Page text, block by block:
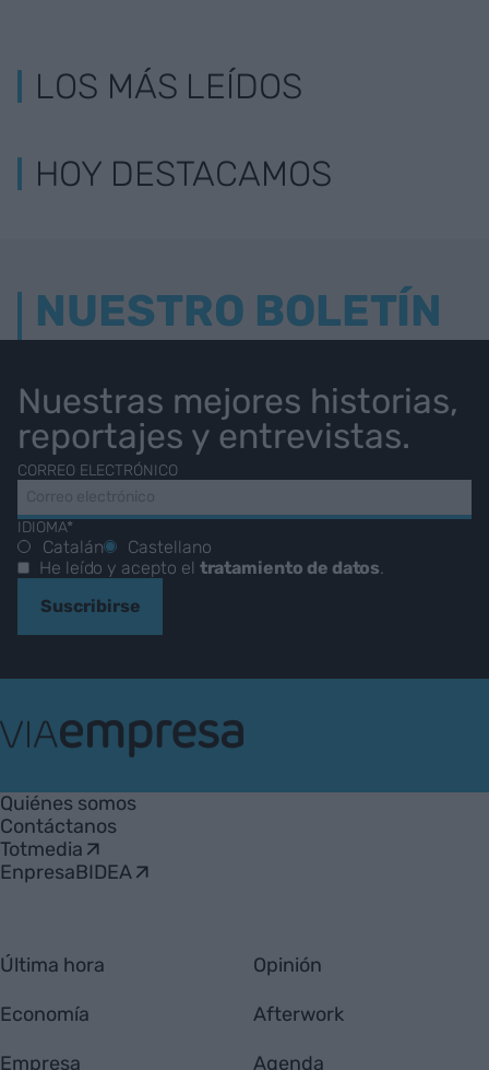
LOS MÁS LEÍDOS
HOY DESTACAMOS
NUESTRO BOLETÍN
Nuestras mejores historias,
reportajes y entrevistas.
CORREO ELECTRÓNICO
IDIOMA*
Catalán
Castellano
He leído y acepto el tratamiento de datos.
Suscribirse
Empresa
Quiénes somos
Contáctanos
Totmedia
EnpresaBIDEA
Última hora
Economía
Empresa
Opinión
Afterwork
Agenda